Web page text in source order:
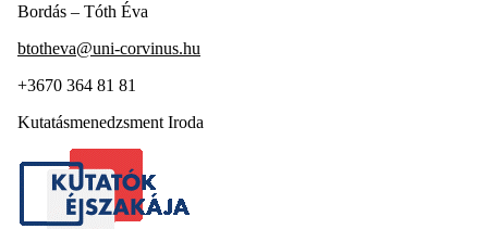
Bordás – Tóth Éva
btotheva@uni-corvinus.hu
+3670 364 81 81
Kutatásmenedzsment Iroda